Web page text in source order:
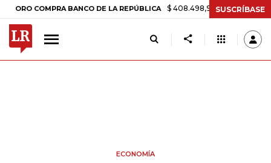
COMPRA BANCO DE LA REPÚBLICA $ 408.498,97 +$ 8.753,81 +2,19%
SUSCRÍBASE
ECONOMÍA